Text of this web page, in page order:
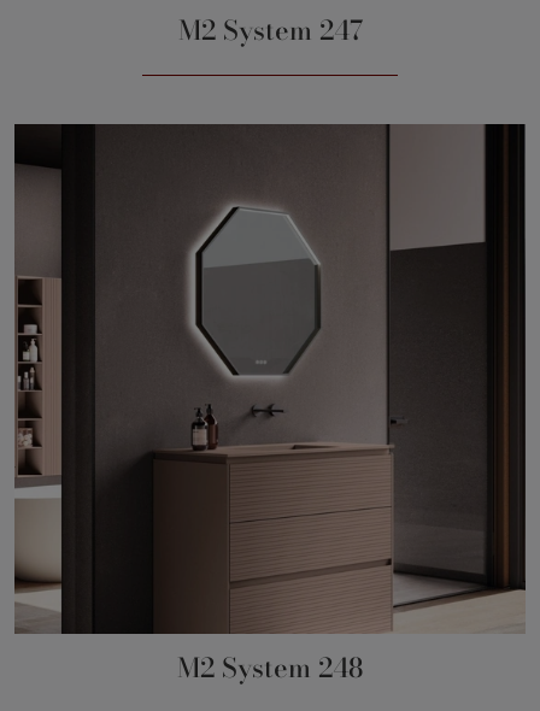
M2 System 247
M2 System 248